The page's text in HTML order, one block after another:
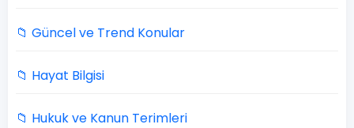
📁 Güncel ve Trend Konular
📁 Hayat Bilgisi
📁 Hukuk ve Kanun Terimleri